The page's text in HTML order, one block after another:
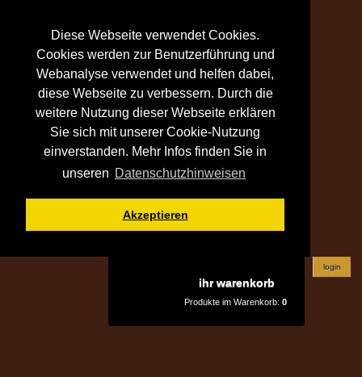
Diese Webseite verwendet Cookies.
Cookies werden zur Benutzerführung und
Webanalyse verwendet und helfen dabei,
diese Webseite zu verbessern. Durch die
weitere Nutzung dieser Webseite erklären
Sie sich mit unserer Cookie-Nutzung
einverstanden. Mehr Infos finden Sie in
unseren Datenschutzhinweisen
Akzeptieren
ihr warenkorb
Produkte im Warenkorb: 0
login